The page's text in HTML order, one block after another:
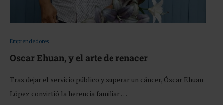
Emprendedores
Oscar Ehuan, y el arte de renacer
Tras dejar el servicio público y superar un cáncer, Óscar Ehuan
López convirtió la herencia familiar …